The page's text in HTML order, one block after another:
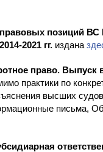
позиций
2021 гг. издана
право. Выпуск
практики по
высших
письма,